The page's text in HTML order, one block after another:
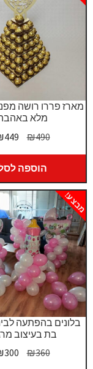
מארז פררו רושה
מלא
₪490
היה:
₪490.
449
הוספה
בלונים בהפתעה
בת בעיצוב
מבצע!
₪360
300